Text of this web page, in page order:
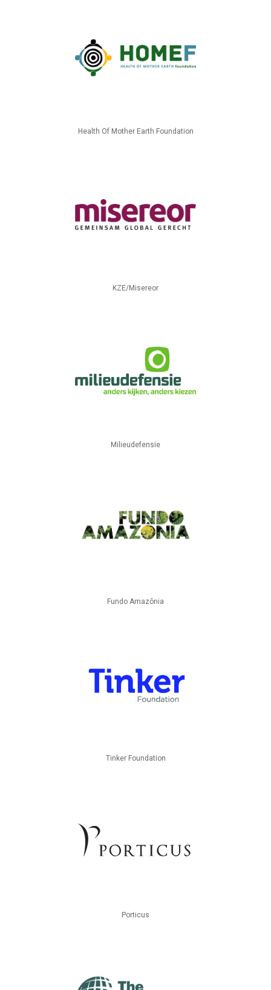
Health Of Mother Earth Foundation
KZE/Misereor
Milieudefensie
Fundo Amazônia
Tinker Foundation
Porticus